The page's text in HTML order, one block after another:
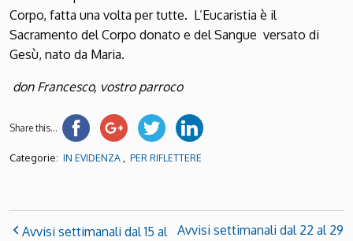
Corpo, fatta una volta per tutte. L’Eucaristia è il
Sacramento del Corpo donato e del Sangue versato di
Gesù, nato da Maria.
don Francesco, vostro parroco
Share this...
Categorie: IN EVIDENZA , PER RIFLETTERE
Avvisi settimanali dal 15 al
Avvisi settimanali dal 22 al 29